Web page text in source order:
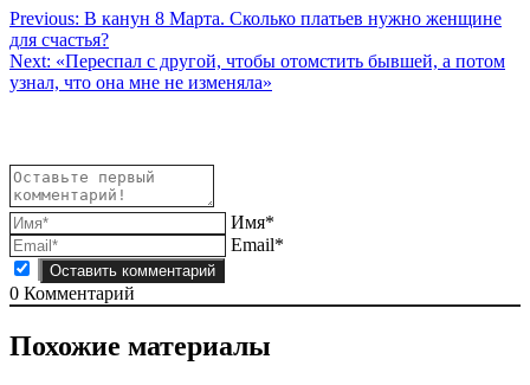
Навигация
по
записям
Previous: В канун 8 Марта. Сколько платьев нужно женщине
для счастья?
Next: «Переспал с другой, чтобы отомстить бывшей, а потом
узнал, что она мне не изменяла»
Имя*
Email*
0 Комментарий
Похожие материалы